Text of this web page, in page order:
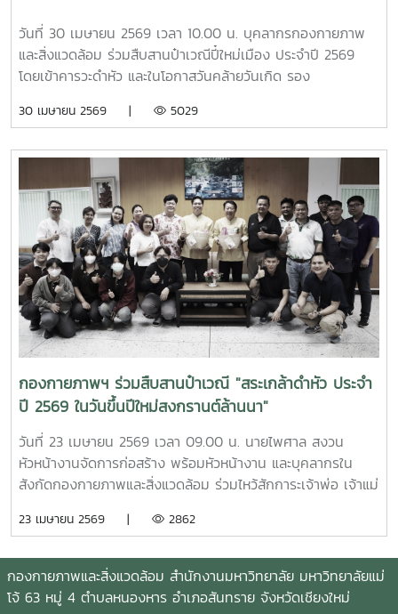
แวดล้อมของมหาวิทยาลัยแม่โจ้
วันที่ 30 เมษายน 2569 เวลา 10.00 น. บุคลากรกองกายภาพ
และสิ่งแวดล้อม ร่วมสืบสานป๋าเวณีปี๋ใหม่เมือง ประจำปี 2569
โดยเข้าคารวะดำหัว และในโอกาสวันคล้ายวันเกิด รอง
ณ บ้านเอื้องไพลิน
30 เมษายน 2569 | 5029
กองกายภาพฯ ร่วมสืบสานป๋าเวณี "สระเกล้าดำหัว ประจำ
ปี 2569 ในวันขึ้นปีใหม่สงกรานต์ล้านนา"
วันที่ 23 เมษายน 2569 เวลา 09.00 น. นายไพศาล สงวน
หัวหน้างานจัดการก่อสร้าง พร้อมหัวหน้างาน และบุคลากรใน
สังกัดกองกายภาพและสิ่งแวดล้อม ร่วมไหว้สักการะเจ้าพ่อ เจ้าแม่
15.30 น. ณ อาคารสำนักงานมหาวิทยาลัย ได้ร่วมพิธีดำหัวรอง
ศาสตราจารย์ ดร. แสนวสันต์ ยอดคำ ผู้ช่วยอธิการบดี
มหาวิทยาลัยแม่โจ้ เพื่อแสดงความเคารพ ขอสุมาคารวะ และขอ
23 เมษายน 2569 | 2862
กองกายภาพและสิ่งแวดล้อม สำนักงานมหาวิทยาลัย มหาวิทยาลัยแม่
โจ้ 63 หมู่ 4 ตำบลหนองหาร อำเภอสันทราย จังหวัดเชียงใหม่